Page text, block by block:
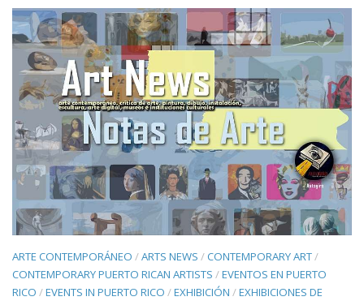
ARTE CONTEMPORÁNEO /ARTS NEWS /CONTEMPORARY ART/
CONTEMPORARY PUERTO RICAN ARTISTS /EVENTOS EN PUERTO
RICO /EVENTS IN PUERTO RICO /EXHIBICIÓN /EXHIBICIONES DE